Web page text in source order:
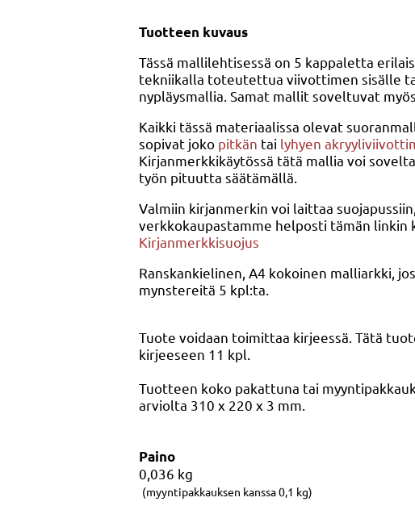
Tuotteen kuvaus
Tässä mallilehtisessä on 5 kappaletta
tekniikalla toteutettua viivottimen sisälle
nypläysmallia. Samat mallit soveltuvat
Kaikki tässä materiaalissa olevat
sopivat joko pitkän tai lyhyen
Kirjanmerkkikäytössä tätä mallia voi
työn pituutta säätämällä.
Valmiin kirjanmerkin voi laittaa
verkkokaupastamme helposti tämän linkin
Kirjanmerkkisuojus
Ranskankielinen, A4 kokoinen malliarkki,
mynstereitä 5 kpl:ta.
Tuote voidaan toimittaa kirjeessä. Tätä
kirjeeseen 11 kpl.
Tuotteen koko pakattuna tai
arviolta 310 x 220 x 3 mm.
Paino
0,036 kg
(myyntipakkauksen kanssa 0,1 kg)